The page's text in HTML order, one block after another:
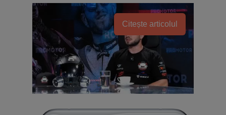
Citește articolul